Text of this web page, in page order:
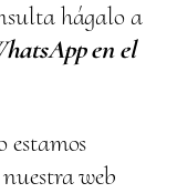
hágalo a
en el
estamos
web